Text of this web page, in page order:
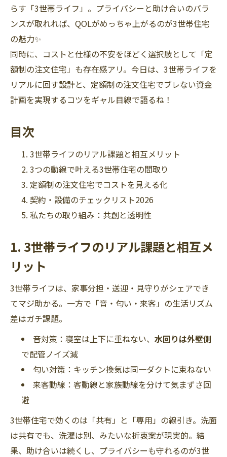
らす「3世帯ライフ」。プライバシーと助け合いのバラ
ンスが取れれば、QOLがめっちゃ上がるのが3世帯住宅
の魅力✨
同時に、コストと仕様の不安をほどく選択肢として「定
額制の注文住宅」も存在感アリ。今日は、3世帯ライフを
リアルに回す設計と、定額制の注文住宅でブレない資金
計画を実現するコツをギャル目線で語るね！
目次
3世帯ライフのリアル課題と相互メリット
3つの動線で叶える3世帯住宅の間取り
定額制の注文住宅でコストを見える化
契約・設備のチェックリスト2026
私たちの取り組み：共創と透明性
1. 3世帯ライフのリアル課題と相互メ
リット
3世帯ライフは、家事分担・送迎・見守りがシェアでき
てマジ助かる。一方で「音・匂い・来客」の生活リズム
差はガチ課題。
音対策：寝室は上下に重ねない、水回りは外壁側
で配管ノイズ減
匂い対策：キッチン換気は同一ダクトに束ねない
来客動線：客動線と家族動線を分けて気まずさ回
避
3世帯住宅で効くのは「共有」と「専用」の線引き。洗面
は共有でも、洗濯は別、みたいな折衷案が現実的。結
果、助け合いは続くし、プライバシーも守れるのが3世